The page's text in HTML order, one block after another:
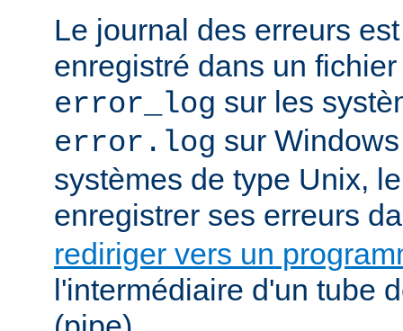
Le journal des erreurs
enregistré dans un
error_log sur les
error.log sur
systèmes de type Unix,
enregistrer ses erreurs
rediriger vers un
l'intermédiaire d'un tube